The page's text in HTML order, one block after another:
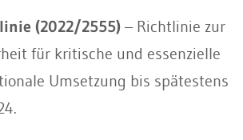
(2022/2555) – Richtlinie zur
für kritische und essenzielle
Umsetzung bis spätestens